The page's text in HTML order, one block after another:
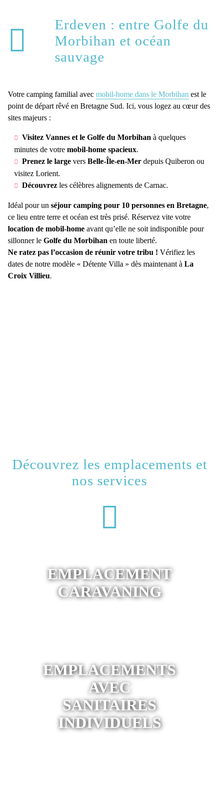
Erdeven : entre Golfe du
Morbihan et océan
sauvage
Votre camping familial avec mobil-home dans le Morbihan est le
point de départ rêvé en Bretagne Sud. Ici, vous logez au cœur des
sites majeurs :
Visitez Vannes et le Golfe du Morbihan à quelques
minutes de votre mobil-home spacieux.
Prenez le largevers Belle-Île-en-Merdepuis Quiberon ou
visitez Lorient.
Découvrezles célèbres alignements de Carnac.
Idéal pour un séjour camping pour 10 personnes en Bretagne,
ce lieu entre terre et océan est très prisé. Réservez vite votre
location de mobil-home avant qu’elle ne soit indisponible pour
sillonner le Golfe du Morbihan en toute liberté.
Ne ratez pas l’occasion de réunir votre tribu ! Vérifiez les
dates de notre modèle « Détente Villa » dès maintenant à La
Croix Villieu.
Découvrez les emplacements et
nos services
EMPLACEMENT
CARAVANING
EMPLACEMENTS
AVEC
SANITAIRES
INDIVIDUELS